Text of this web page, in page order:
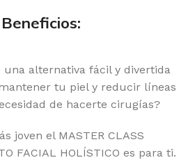
una alternativa fácil y divertida
tu piel y reducir líneas
de hacerte cirugías?
joven el MASTER CLASS
FACIAL HOLÍSTICO es para ti.